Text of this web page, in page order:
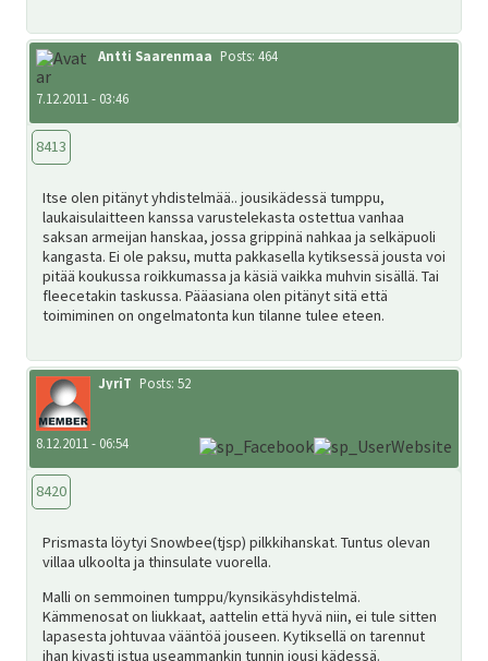
Antti Saarenmaa Posts: 464
7.12.2011 - 03:46
8413
Itse olen pitänyt yhdistelmää.. jousikädessä tumppu,
laukaisulaitteen kanssa varustelekasta ostettua vanhaa
saksan armeijan hanskaa, jossa grippinä nahkaa ja selkäpuoli
kangasta. Ei ole paksu, mutta pakkasella kytiksessä jousta voi
pitää koukussa roikkumassa ja käsiä vaikka muhvin sisällä. Tai
fleecetakin taskussa. Pääasiana olen pitänyt sitä että
toimiminen on ongelmatonta kun tilanne tulee eteen.
JyriT Posts: 52
8.12.2011 - 06:54
8420
Prismasta löytyi Snowbee(tjsp) pilkkihanskat. Tuntus olevan
villaa ulkoolta ja thinsulate vuorella.
Malli on semmoinen tumppu/kynsikäsyhdistelmä.
Kämmenosat on liukkaat, aattelin että hyvä niin, ei tule sitten
lapasesta johtuvaa vääntöä jouseen. Kytiksellä on tarennut
ihan kivasti istua useammankin tunnin jousi kädessä.